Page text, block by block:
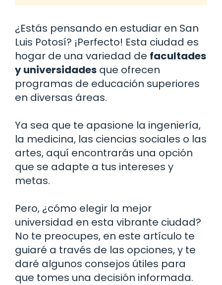
¿Estás pensando en estudiar en San
Luis Potosí? ¡Perfecto! Esta ciudad es
hogar de una variedad de facultades
y universidades que ofrecen
programas de educación superiores
en diversas áreas.
Ya sea que te apasione la ingeniería,
la medicina, las ciencias sociales o las
artes, aquí encontrarás una opción
que se adapte a tus intereses y
metas.
Pero, ¿cómo elegir la mejor
universidad en esta vibrante ciudad?
No te preocupes, en este artículo te
guiaré a través de las opciones, y te
daré algunos consejos útiles para
que tomes una decisión informada.